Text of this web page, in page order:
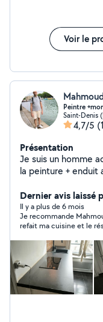
Voir le
Peintre
Saint-Denis
4,7/5
Présentation
Je suis un homme
la peinture + enduit
pour lui poser le
pas à me contacter.
Dernier avis laissé
Il y a plus de 6 mois
Je recommande
refait ma cuisine et le
tout est nickel. En
avec le bon outil sous
quelqu’un d’expérimenté et bien
apprécié son sérieux,
réactivité. Il ne perd
malgré la rapidité, tout